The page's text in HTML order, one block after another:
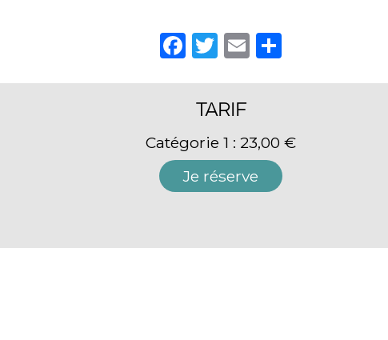
Facebook
Twitter
Email
TARIF
Catégorie 1 : 23,00 €
Je réserve